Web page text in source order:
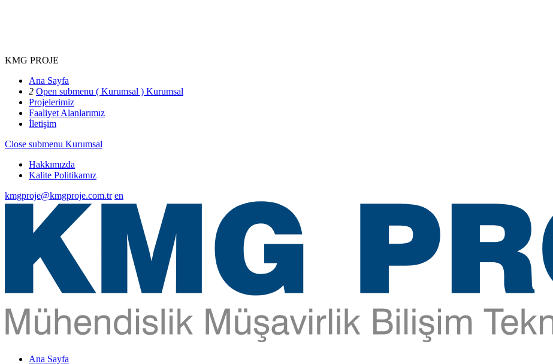
KMG PROJE
Ana Sayfa
2 Open submenu ( Kurumsal ) Kurumsal
Projelerimiz
Faaliyet Alanlarımız
İletişim
Close submenu Kurumsal
Hakkımızda
Kalite Politikamız
kmgproje@kmgproje.com.tr en
Ana Sayfa